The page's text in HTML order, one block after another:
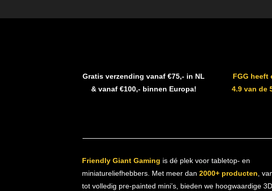
Gratis verzending vanaf €75,- in NL
& vanaf €100,- binnen Europa!
FGG heeft
4.9 van de
Friendly Giant Gaming is dé plek voor tabletop- en
miniatureliefhebbers. Met meer dan 2000+ producten,
tot volledig pre-painted mini’s, bieden we hoogwaardige